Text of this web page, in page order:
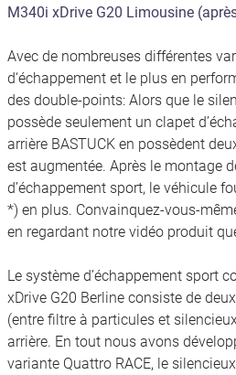
M340i xDrive G20 Limousine
Avec de nombreuses différentes
d‘échappement et le plus en
des double-points: Alors que le
possède seulement un clapet
arrière BASTUCK en possèdent
est augmentée. Après le montage
d’échappement sport, le véhicule
*) en plus. Convainquez-vous-
en regardant notre vidéo produit
Le système d’échappement sport
xDrive G20 Berline consiste de
(entre filtre à particules et
arrière. En tout nous avons
variante Quattro RACE, le